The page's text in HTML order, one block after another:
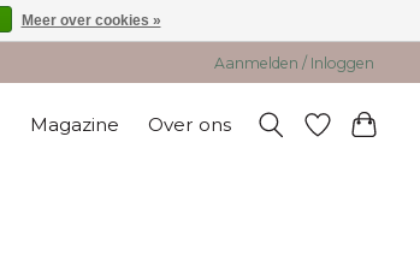
Aanmelden / Inloggen
Magazine Over ons
Meer over cookies »